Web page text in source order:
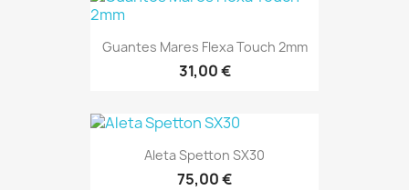
Guantes Mares Flexa Touch 2mm
31,00 €
Aleta Spetton SX30
75,00 €